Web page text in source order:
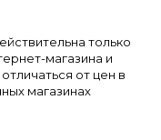
только
магазина и
от цен в
магазинах